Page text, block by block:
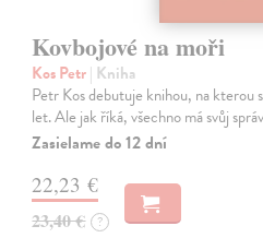
Kovbojové na moři
Kos Petr| Kniha
Petr Kos debutuje knihou, na kterou
let. Ale jak říká, všechno má svůj
Zasielame do 12 dní
22,23 €
23,40 € ?